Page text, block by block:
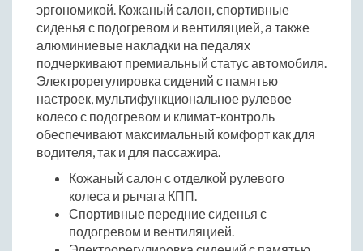
эргономикой. Кожаный салон, спортивные
сиденья с подогревом и вентиляцией, а также
алюминиевые накладки на педалях
подчеркивают премиальный статус автомобиля.
Электрорегулировка сидений с памятью
настроек, мультифункциональное рулевое
колесо с подогревом и климат-контроль
обеспечивают максимальный комфорт как для
водителя, так и для пассажира.
Кожаный салон с отделкой рулевого
колеса и рычага КПП.
Спортивные передние сиденья с
подогревом и вентиляцией.